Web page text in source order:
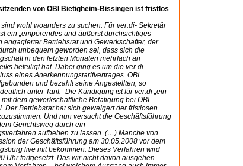
von OBI Bietigheim-Bissingen ist fristlos
wohl woanders zu suchen: Für ver.di- Sekretär
ein „empörendes und äußerst durchsichtiges
engagierter Betriebsrat und Gewerkschafter, der
unbequem geworden sei, dass sich die
in den letzten Monaten mehrfach an
beteiligt hat. Dabei ging es um die ver.di
eines Anerkennungstarifvertrages. OBI
und bezahlt seine Angestellten, so
unter Tarif.“ Die Kündigung ist für ver.di „ein
dem gewerkschaftliche Betätigung bei OBI
Der Betriebsrat hat sich geweigert der fristlosen
Und nun versucht die Geschäftsführung
Gerichtsweg durch ein
aufheben zu lassen. (…) Manche von
der Geschäftsführung am 30.05.2008 vor dem
live mit bekommen. Dieses Verfahren wird
Uhr fortgesetzt. Das wir nicht davon ausgehen